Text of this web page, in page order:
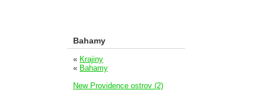
Bahamy
« Krajiny
« Bahamy
New Providence ostrov (2)